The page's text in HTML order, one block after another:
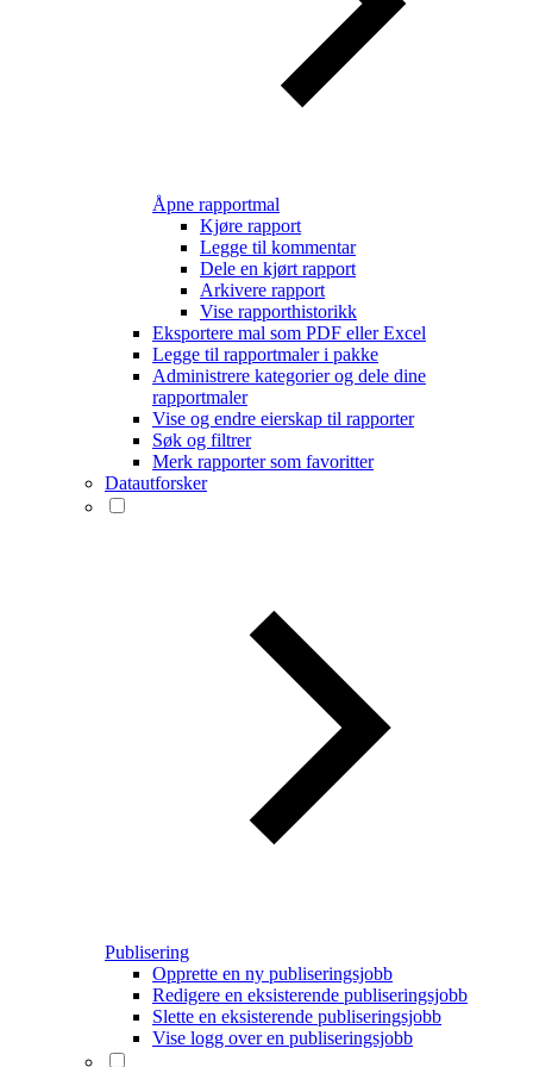
Åpne rapportmal
Kjøre rapport
Legge til kommentar
Dele en kjørt rapport
Arkivere rapport
Vise rapporthistorikk
Eksportere mal som PDF eller Excel
Legge til rapportmaler i pakke
Administrere kategorier og dele dine
rapportmaler
Vise og endre eierskap til rapporter
Søk og filtrer
Merk rapporter som favoritter
Datautforsker
Publisering
Opprette en ny publiseringsjobb
Redigere en eksisterende publiseringsjobb
Slette en eksisterende publiseringsjobb
Vise logg over en publiseringsjobb